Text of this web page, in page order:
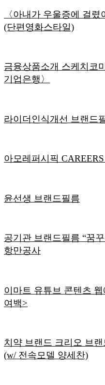
〈아내가 우울증에 걸
(단편영화스타일)
금융상품소개 스케치코
기업은행〉
라이더인식개선 브랜드
아모레퍼시픽
윤선생 브랜드필름
공기관 브랜드필름 “꿈
항만공사
이마트 유튜브 콘텐츠
여백>
치약 브랜드 크리오 브
(w/ 전속모델 양세찬)